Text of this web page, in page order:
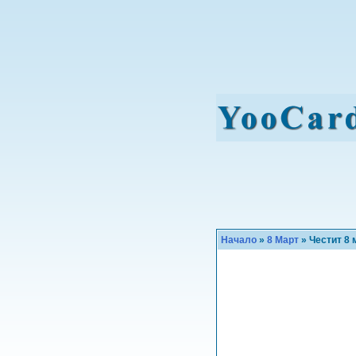
Начало » 8 Март » Честит 8